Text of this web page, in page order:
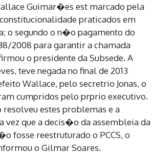
Guimar�es est marcado pela
praticados em
o segundo o n�o pagamento do
2008 para garantir a chamada
o presidente da Subsede. A
teve negada no final de 2013
Wallace, pelo secretrio Jonas, o
cumpridos pelo prprio executivo.
estes problemas e a
vez que a decis�o da assembleia da
fosse reestruturado o PCCS, o
o Gilmar Soares.